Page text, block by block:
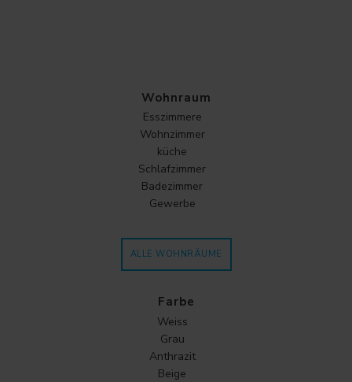
Wohnraum
Esszimmere
Wohnzimmer
küche
Schlafzimmer
Badezimmer
Gewerbe
ALLE WOHNRÄUME
Farbe
Weiss
Grau
Anthrazit
Beige